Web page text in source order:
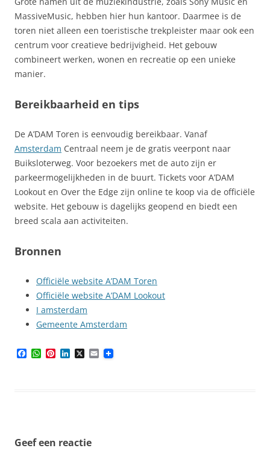
MassiveMusic, hebben hier hun kantoor. Daarmee is de
toren niet alleen een toeristische trekpleister maar ook een
centrum voor creatieve bedrijvigheid. Het gebouw
combineert werken, wonen en recreatie op een unieke
manier.
Bereikbaarheid en tips
De A’DAM Toren is eenvoudig bereikbaar. Vanaf
Amsterdam Centraal neem je de gratis veerpont naar
Buiksloterweg. Voor bezoekers met de auto zijn er
parkeermogelijkheden in de buurt. Tickets voor A’DAM
Lookout en Over the Edge zijn online te koop via de officiële
website. Het gebouw is dagelijks geopend en biedt een
breed scala aan activiteiten.
Bronnen
Officiële website A’DAM Toren
Officiële website A’DAM Lookout
I amsterdam
Gemeente Amsterdam
W P X E
m
Geef een reactie